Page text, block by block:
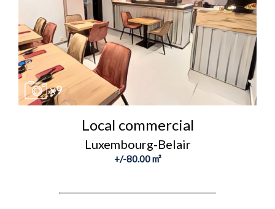
x9
Local commercial
Luxembourg-Belair
+/-80.00 m²